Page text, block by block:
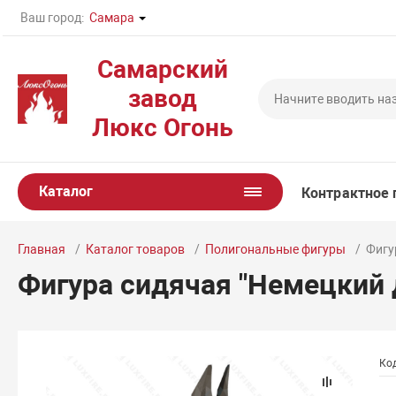
Ваш город: Самара
Самарский
завод
Люкс Огонь
Каталог Контрактное
Главная Каталог товаров Полигональные фигуры
Фигура сидячая "Немецкий